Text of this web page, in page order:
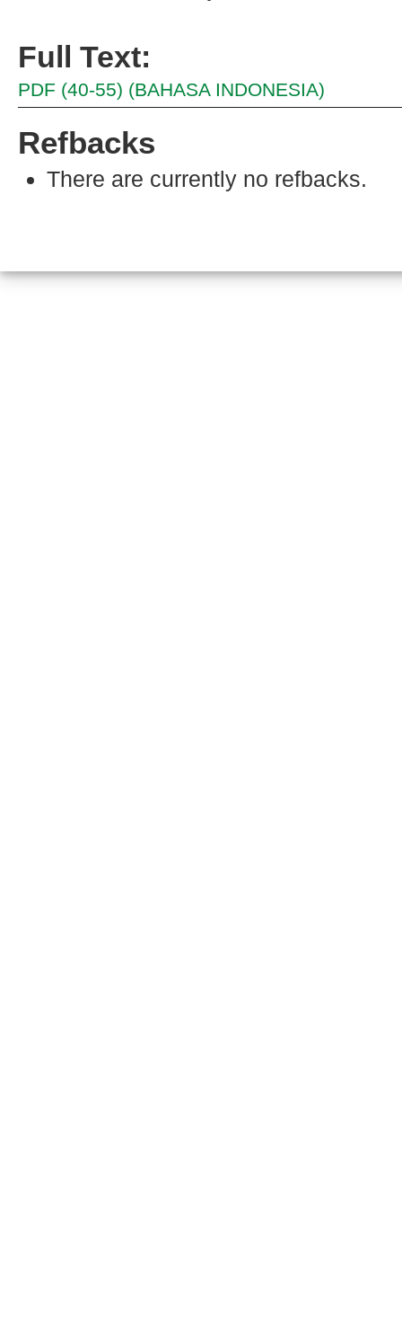
Full Text:
PDF (40-55) (BAHASA INDONESIA)
Refbacks
There are currently no refbacks.